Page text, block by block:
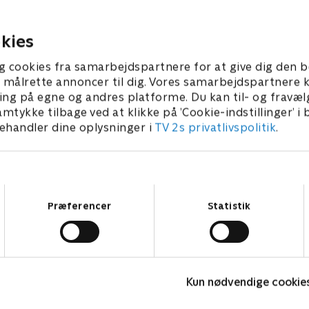
cookies fra samarbejdspartnere for at give dig den
annoncer til dig. Vores samarbejdspartnere
på egne og andres platforme. Du kan til- og
tilbage ved at klikke på ’Cookie-indstillinger’ i
dine oplysninger i TV 2s privatlivspolitik.
Præferencer Statistik
Kun nødvendige
39 min